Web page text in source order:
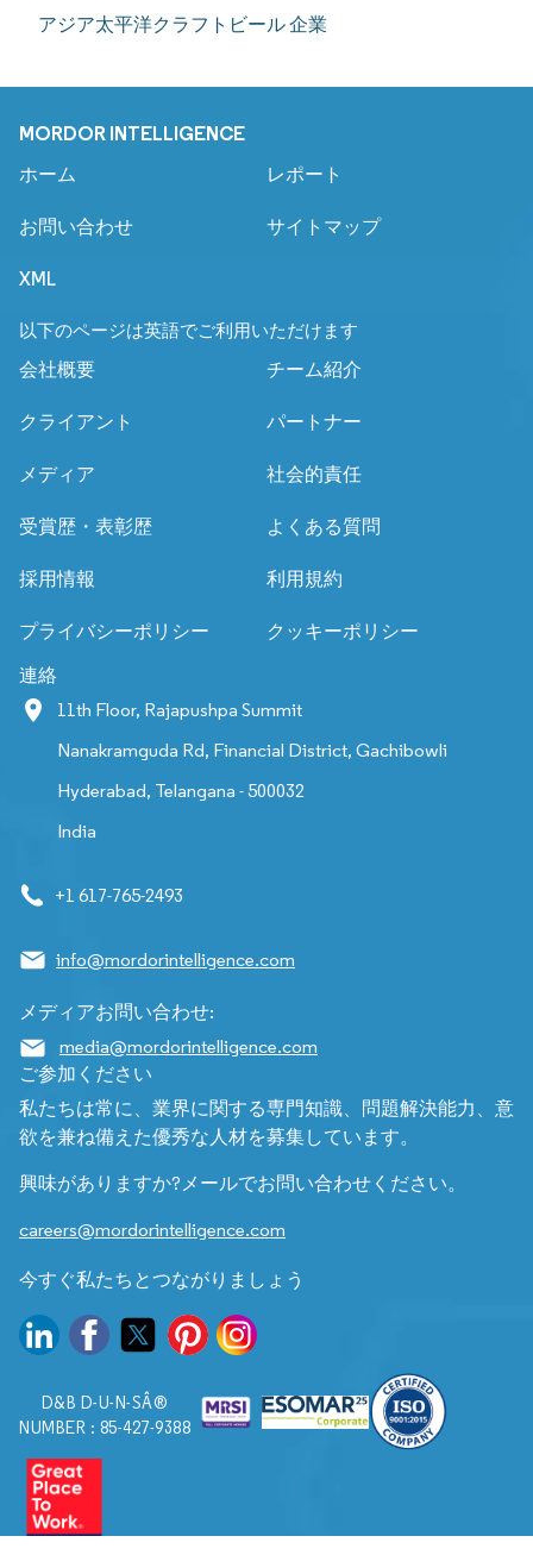
アジア太平洋クラフトビール 企業
MORDOR INTELLIGENCE
ホーム レポート
お問い合わせ サイトマップ
XML
以下のページは英語でご利用いただけます
会社概要
チーム紹介
クライアント パートナー
メディア 社会的責任
受賞歴・表彰歴 よくある質問
採用情報 利用規約
プライバシーポリシー クッキーポリシー
連絡
11th Floor, Rajapushpa Summit
Nanakramguda Rd, Financial District, Gachibowli
Hyderabad, Telangana - 500032
India
+1 617-765-2493
info@mordorintelligence.com
メディアお問い合わせ:
media@mordorintelligence.com
ご参加ください
私たちは常に、業界に関する専門知識、問題解決能力、意
欲を兼ね備えた優秀な人材を募集しています。
興味がありますか?メールでお問い合わせください。
careers@mordorintelligence.com
今すぐ私たちとつながりましょう
D&B D-U-N-SÂ®
NUMBER : 85-427-9388